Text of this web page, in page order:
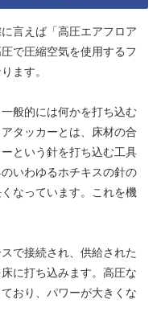
言えば「高圧エアフロア
で圧縮空気を使用するフ
ます。
般的には何かを打ち込む
タッカーとは、床材の合
という針を打ち込む工具
いわゆるホチキスの針の
なっています。これを機
で接続され、供給された
に打ち込みます。高圧な
おり、パワーが大きくな